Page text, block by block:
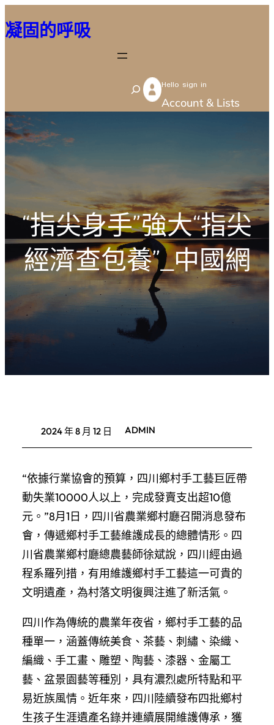
至
容
凝固的呼吸
S
e
Hello sign in
Account & Lists
“指尖身手”強大“指尖
經濟查包養”_中國網
2024 年 8 月 12 日 ADMIN
“依據行業協會的預算，四川鄉村手工藝巨匠帶
動失業10000人以上，完成發賣支出超10億
元。”8月1日，四川省農業鄉村廳召開消息發布
會，傳遞鄉村手工藝維護成長的總體情形。四
川省農業鄉村廳總農藝師徐斌說，四川經由過
程系羅列措，有用維護鄉村手工藝這一可貴的
文明遺產，為村落文明復興注進了新活氣。
四川作為傳統的農業年夜省，鄉村手工藝的品
種單一，涵蓋傳統美食、茶藝、刺繡、染織、
編織、手工畫、雕塑、陶藝、漆器、金屬工
藝、盆景園藝等種別，具有濃烈處所特點和平
易近族風情。近年來，四川陸續發布四批鄉村
生孩子生涯遺產名錄并連續展開維護傳承，獲